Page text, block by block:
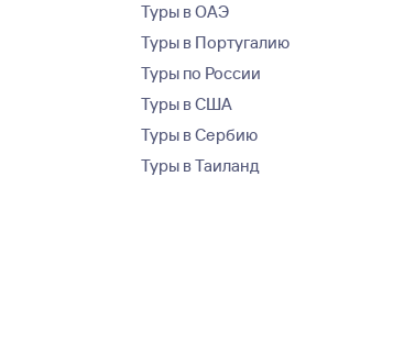
Туры в ОАЭ
Туры в Португалию
Туры по России
Туры в США
Туры в Сербию
Туры в Таиланд